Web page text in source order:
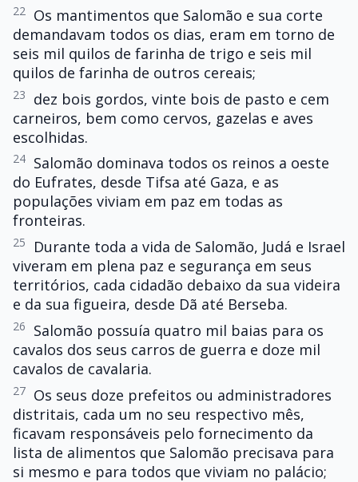
22
Os mantimentos que Salomão e sua corte
demandavam todos os dias, eram em torno de
seis mil quilos de farinha de trigo e seis mil
quilos de farinha de outros cereais;
23
dez bois gordos, vinte bois de pasto e cem
carneiros, bem como cervos, gazelas e aves
escolhidas.
24 Salomão dominava todos os reinos a oeste
do Eufrates, desde Tifsa até Gaza, e as
populações viviam em paz em todas as
fronteiras.
25
Durante toda a vida de Salomão, Judá e Israel
viveram em plena paz e segurança em seus
territórios, cada cidadão debaixo da sua videira
e da sua figueira, desde Dã até Berseba.
26
Salomão possuía quatro mil baias para os
cavalos dos seus carros de guerra e doze mil
cavalos de cavalaria.
27 Os seus doze prefeitos ou administradores
distritais, cada um no seu respectivo mês,
ficavam responsáveis pelo fornecimento da
lista de alimentos que Salomão precisava para
si mesmo e para todos que viviam no palácio;